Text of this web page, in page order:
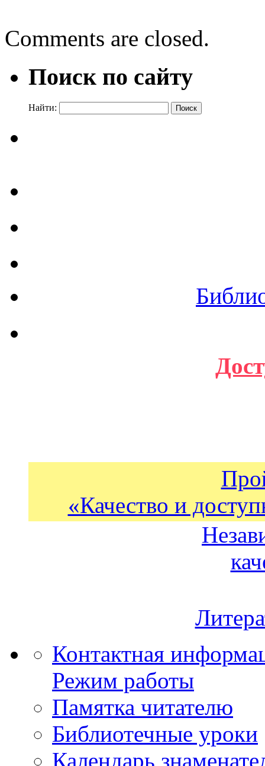
Comments are closed.
Поиск по сайту
Найти:
«Качество и
Контактная
Режим работы
Памятка читателю
Библиотечные уроки
Календарь